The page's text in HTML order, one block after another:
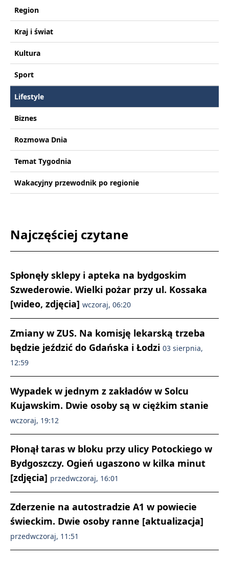
Region
Kraj i świat
Kultura
Sport
Lifestyle
Biznes
Rozmowa Dnia
Temat Tygodnia
Wakacyjny przewodnik po regionie
Najczęściej czytane
Spłonęły sklepy i apteka na bydgoskim
Szwederowie. Wielki pożar przy ul. Kossaka
[wideo, zdjęcia] wczoraj, 06:20
Zmiany w ZUS. Na komisję lekarską trzeba
będzie jeździć do Gdańska i Łodzi 03 sierpnia,
12:59
Wypadek w jednym z zakładów w Solcu
Kujawskim. Dwie osoby są w ciężkim stanie
wczoraj, 19:12
Płonął taras w bloku przy ulicy Potockiego w
Bydgoszczy. Ogień ugaszono w kilka minut
[zdjęcia] przedwczoraj, 16:01
Zderzenie na autostradzie A1 w powiecie
świeckim. Dwie osoby ranne [aktualizacja]
przedwczoraj, 11:51